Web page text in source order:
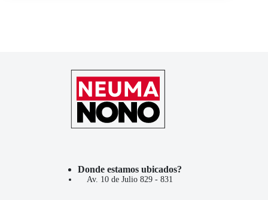
Donde estamos ubicados?
Av. 10 de Julio 829 - 831